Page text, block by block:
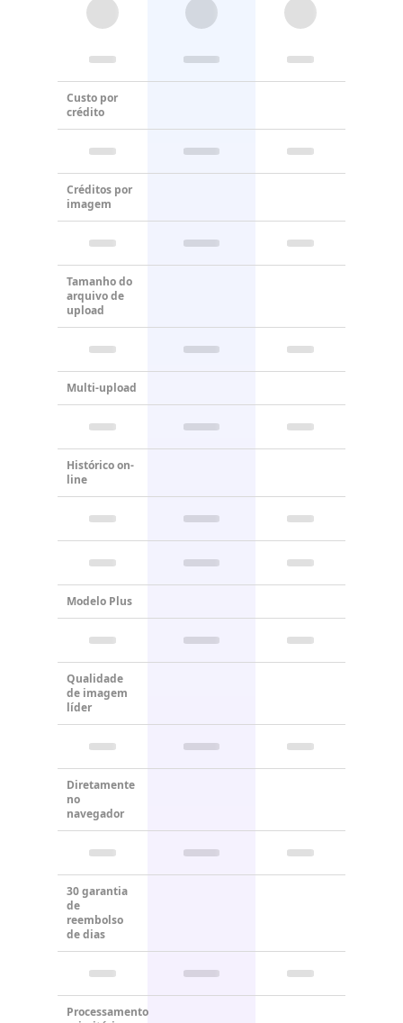
Custo por
crédito
Créditos por
imagem
Tamanho do
arquivo de
upload
Multi-upload
Histórico on-
line
Modelo Plus
Qualidade
de imagem
líder
Diretamente
no
navegador
30 garantia
de
reembolso
de dias
Processamento